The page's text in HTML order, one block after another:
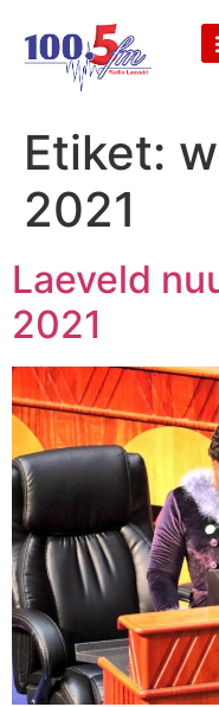
Etiket:
2021
Laeveld
2021